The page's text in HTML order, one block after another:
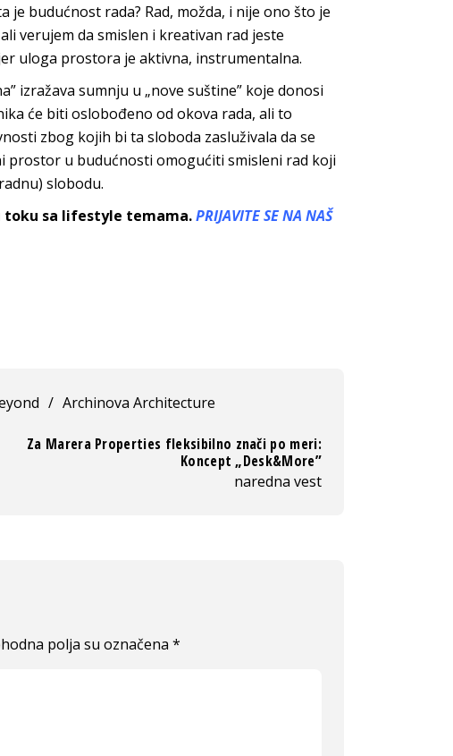
budućnost rada? Rad, možda, i nije ono što je
verujem da smislen i kreativan rad jeste
uloga prostora je aktivna, instrumentalna.
izražava sumnju u „nove suštine” koje donosi
će biti oslobođeno od okova rada, ali to
zbog kojih bi ta sloboda zasluživala da se
prostor u budućnosti omogućiti smisleni rad koji
slobodu.
toku sa lifestyle temama.PRIJAVITE SE NA NAŠ
/ Archinova Architecture
Za Marera Properties fleksibilno znači po meri:
Koncept „Desk&More”
naredna vest
polja su označena *